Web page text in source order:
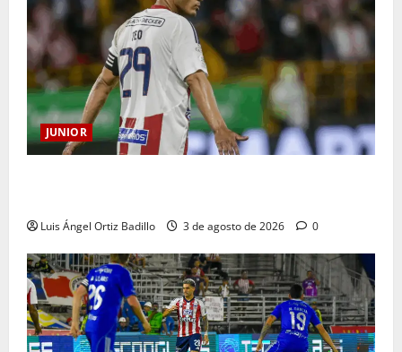
JUNIOR
Luis Ángel Ortiz Badillo 3 de agosto de 2026 0